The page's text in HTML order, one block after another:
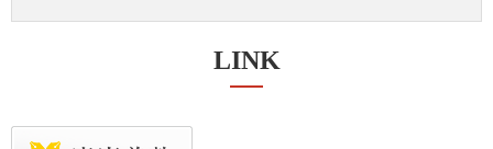
LINK